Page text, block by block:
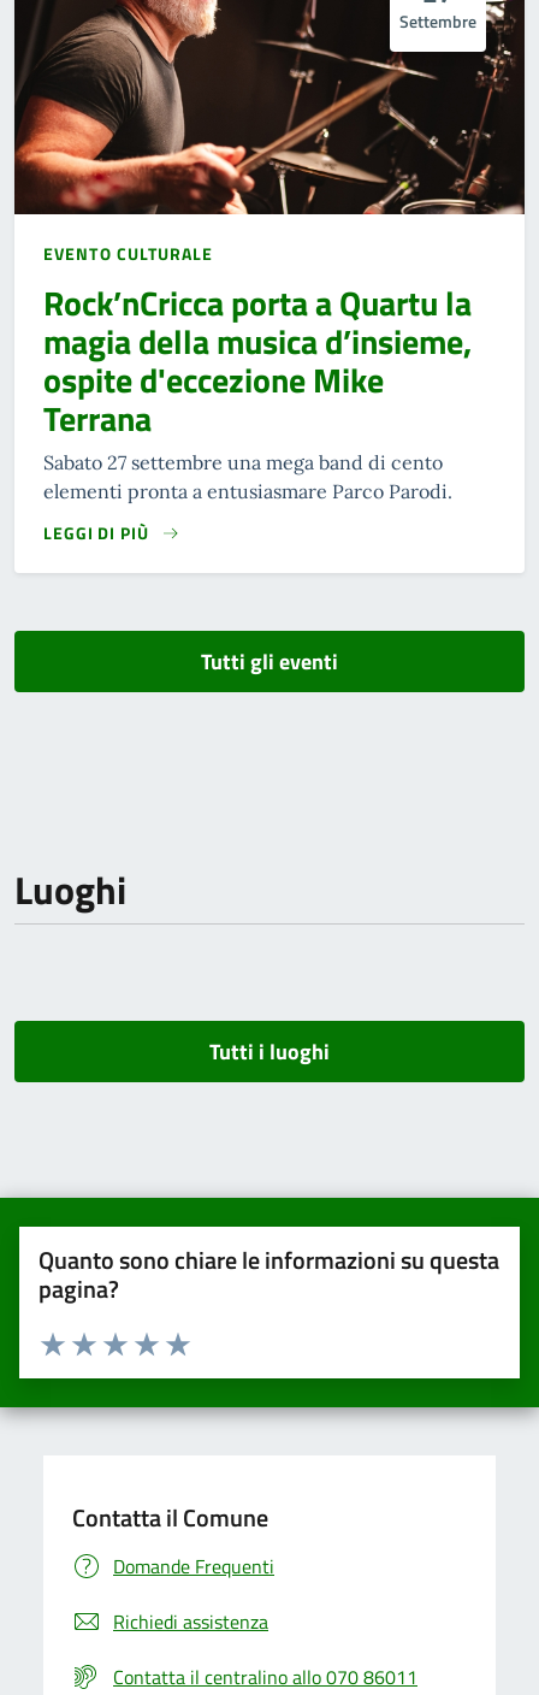
Settembre
EVENTO CULTURALE
Rock’nCricca porta a Quartu la
magia della musica d’insieme,
ospite d'eccezione Mike
Terrana
Sabato 27 settembre una mega band di cento
elementi pronta a entusiasmare Parco Parodi.
LEGGI DI PIÙ
Tutti gli eventi
Luoghi
Tutti i luoghi
Quanto sono chiare le informazioni su questa
pagina?
Valuta da 1 a 5 stelle la pagina
Valuta 5 stelle su 5
Valuta 4 stelle su 5
Valuta 3 stelle su 5
Valuta 2 stelle su 5
Valuta una stella su 5
Contatta il Comune
Domande Frequenti
Richiedi assistenza
Contatta il centralino allo 070 86011